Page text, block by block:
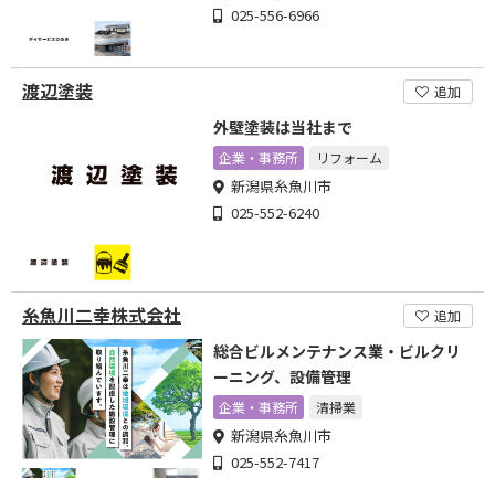
025-556-6966
渡辺塗装 追加
外壁塗装は当社まで
企業・事務所 リフォーム
新潟県糸魚川市
025-552-6240
糸魚川二幸株式会社 追加
総合ビルメンテナンス業・ビルクリ
ーニング、設備管理
企業・事務所 清掃業
新潟県糸魚川市
025-552-7417